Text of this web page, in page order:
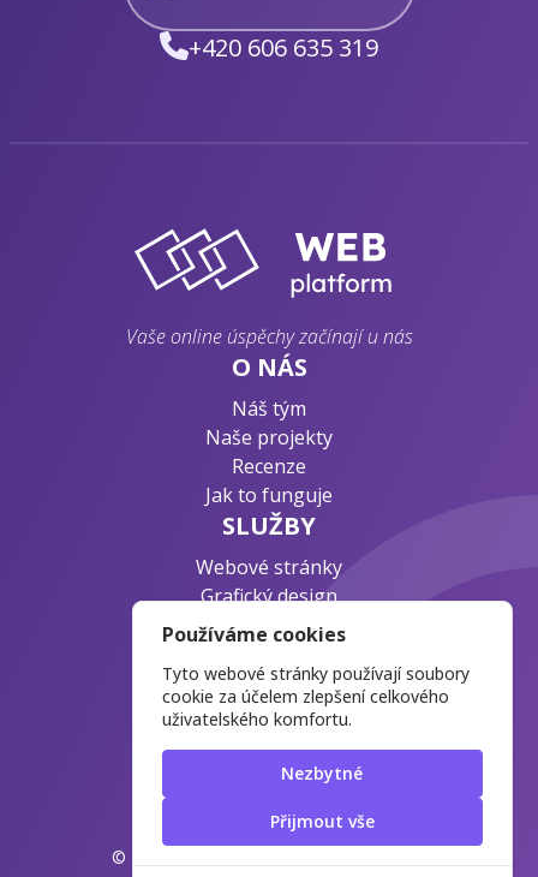
+420 606 635 319
Vaše online úspěchy začínají u nás
O NÁS
Náš tým
Naše projekty
Recenze
Jak to funguje
SLUŽBY
Webové stránky
Grafický design
Byznys konzultace
Ochrana osobních údajů
Časté otázky
Blog o webdesignu
© 2025 WebPlatform.cz
Používáme cookies
Tyto webové stránky používají soubory
cookie za účelem zlepšení celkového
uživatelského komfortu.
Nezbytné
Přijmout vše